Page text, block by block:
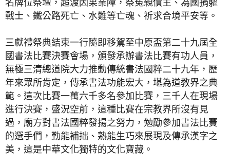
戰士、鐵公路死亡、水難等亡魂、祈求合境平安等。
三獻禮祭典結束一行隨即移駕至中原盃第二十九屆全
國書法比賽決賽會場，頒發承辦書法比賽有功人員，
無極三清總道院大力推動傳統書法國粹二十九年，歷
年來眾所肯定，傳承書法功能宏大，堪為道教界之典
範。這次比賽一萬六千多名參加比賽，三千人在現場
進行決賽，盛況空前，這種比賽在宗教界所沒有見
過，廟方對書法國粹發揚之努力，勉勵參加書法比賽
的選手們，勤能補拙、熟能生巧來展現及傳承漢字之
美，這是中華文化獨特的文化寶藏。